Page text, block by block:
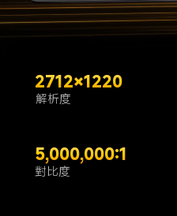
2712×1220
解析度
5,000,000:1
對比度